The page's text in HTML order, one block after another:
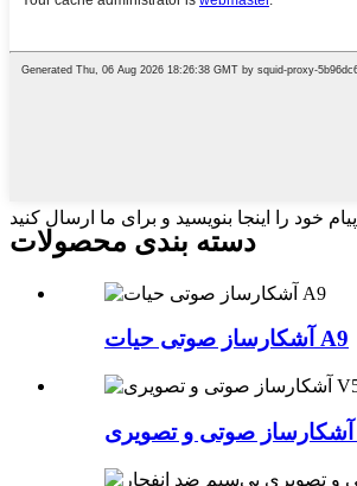
پیام خود را اینجا بنویسید و برای ما ارسال کنید
دسته بندی محصولات
آشکارساز صوتی حیات A9